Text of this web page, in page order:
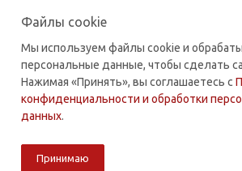
2026 © holod-62.ru. Комплектующие
коммерческой
Файлы cookie
Мы используем файлы cookie и
персональные данные, чтобы сделать
Нажимая «Принять», вы соглашаетесь с
конфиденциальности и обработки
данных.
Принимаю